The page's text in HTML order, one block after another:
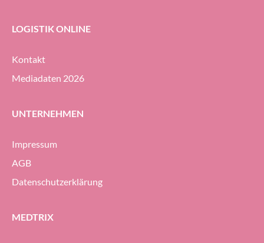
LOGISTIK ONLINE
Kontakt
Mediadaten 2026
UNTERNEHMEN
Impressum
AGB
Datenschutzerklärung
MEDTRIX